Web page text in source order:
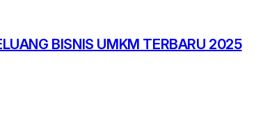
BISNIS UMKM TERBARU 2025